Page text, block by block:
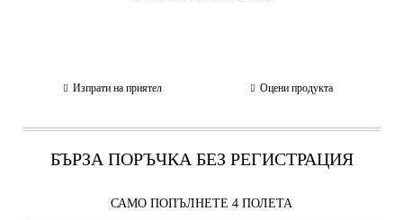
Изпрати на приятел Оцени продукта
БЪРЗА ПОРЪЧКА БЕЗ РЕГИСТРАЦИЯ
САМО ПОПЪЛНЕТЕ 4 ПОЛЕТА